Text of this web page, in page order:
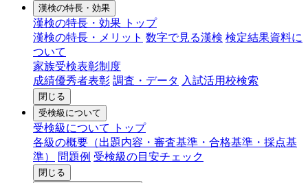
漢検の特長・効果
漢検の特長・効果 トップ
漢検の特長・メリット 数字で見る漢検 検定結果資料に
ついて
家族受検表彰制度
成績優秀者表彰 調査・データ 入試活用校検索
閉じる
受検級について
受検級について トップ
各級の概要（出題内容・審査基準・合格基準・採点基
準）
問題例 受検級の目安チェック
閉じる